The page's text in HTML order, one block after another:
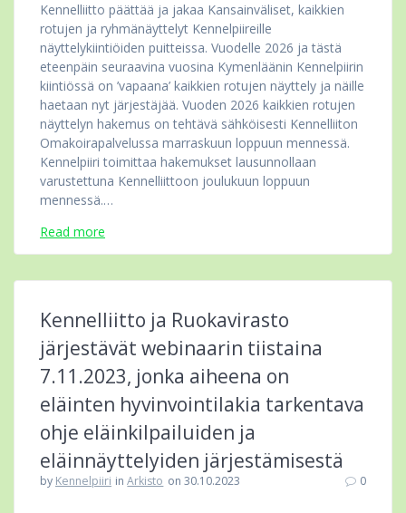
Kennelliitto päättää ja jakaa Kansainväliset, kaikkien
rotujen ja ryhmänäyttelyt Kennelpiireille
näyttelykiintiöiden puitteissa. Vuodelle 2026 ja tästä
eteenpäin seuraavina vuosina Kymenläänin Kennelpiirin
kiintiössä on ’vapaana’ kaikkien rotujen näyttely ja näille
haetaan nyt järjestäjää. Vuoden 2026 kaikkien rotujen
näyttelyn hakemus on tehtävä sähköisesti Kennelliiton
Omakoirapalvelussa marraskuun loppuun mennessä.
Kennelpiiri toimittaa hakemukset lausunnollaan
varustettuna Kennelliittoon joulukuun loppuun
mennessä.…
Read more
Kennelliitto ja Ruokavirasto
järjestävät webinaarin tiistaina
7.11.2023, jonka aiheena on
eläinten hyvinvointilakia tarkentava
ohje eläinkilpailuiden ja
eläinnäyttelyiden järjestämisestä
by Kennelpiiri inArkisto on 30.10.2023 0